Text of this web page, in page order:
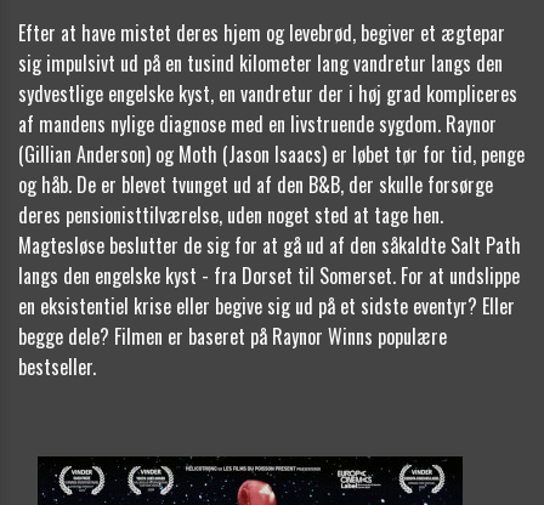
Efter at have mistet deres hjem og levebrød, begiver et ægtepar
sig impulsivt ud på en tusind kilometer lang vandretur langs den
sydvestlige engelske kyst, en vandretur der i høj grad kompliceres
af mandens nylige diagnose med en livstruende sygdom. Raynor
(Gillian Anderson) og Moth (Jason Isaacs) er løbet tør for tid, penge
og håb. De er blevet tvunget ud af den B&B, der skulle forsørge
deres pensionisttilværelse, uden noget sted at tage hen.
Magtesløse beslutter de sig for at gå ud af den såkaldte Salt Path
langs den engelske kyst - fra Dorset til Somerset. For at undslippe
en eksistentiel krise eller begive sig ud på et sidste eventyr? Eller
begge dele? Filmen er baseret på Raynor Winns populære
bestseller.